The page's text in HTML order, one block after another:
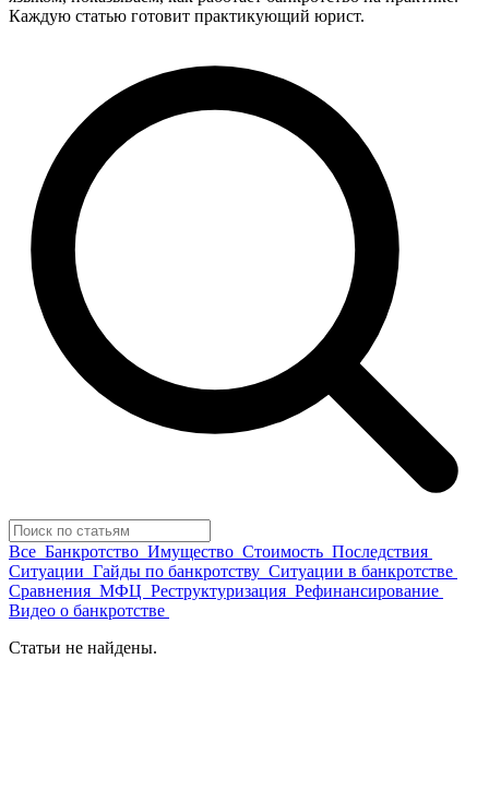
Каждую статью готовит практикующий юрист.
Все Банкротство Имущество Стоимость Последствия
Ситуации Гайды по банкротству Ситуации в банкротстве
Сравнения МФЦ Реструктуризация Рефинансирование
Видео о банкротстве
Статьи не найдены.